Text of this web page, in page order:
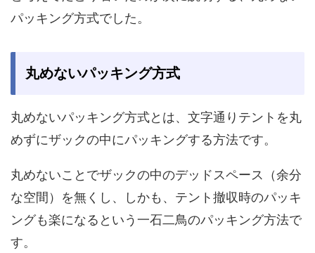
パッキング方式でした。
丸めないパッキング方式
丸めないパッキング方式とは、文字通りテントを丸
めずにザックの中にパッキングする方法です。
丸めないことでザックの中のデッドスペース（余分
な空間）を無くし、しかも、テント撤収時のパッキ
ングも楽になるという一石二鳥のパッキング方法で
す。